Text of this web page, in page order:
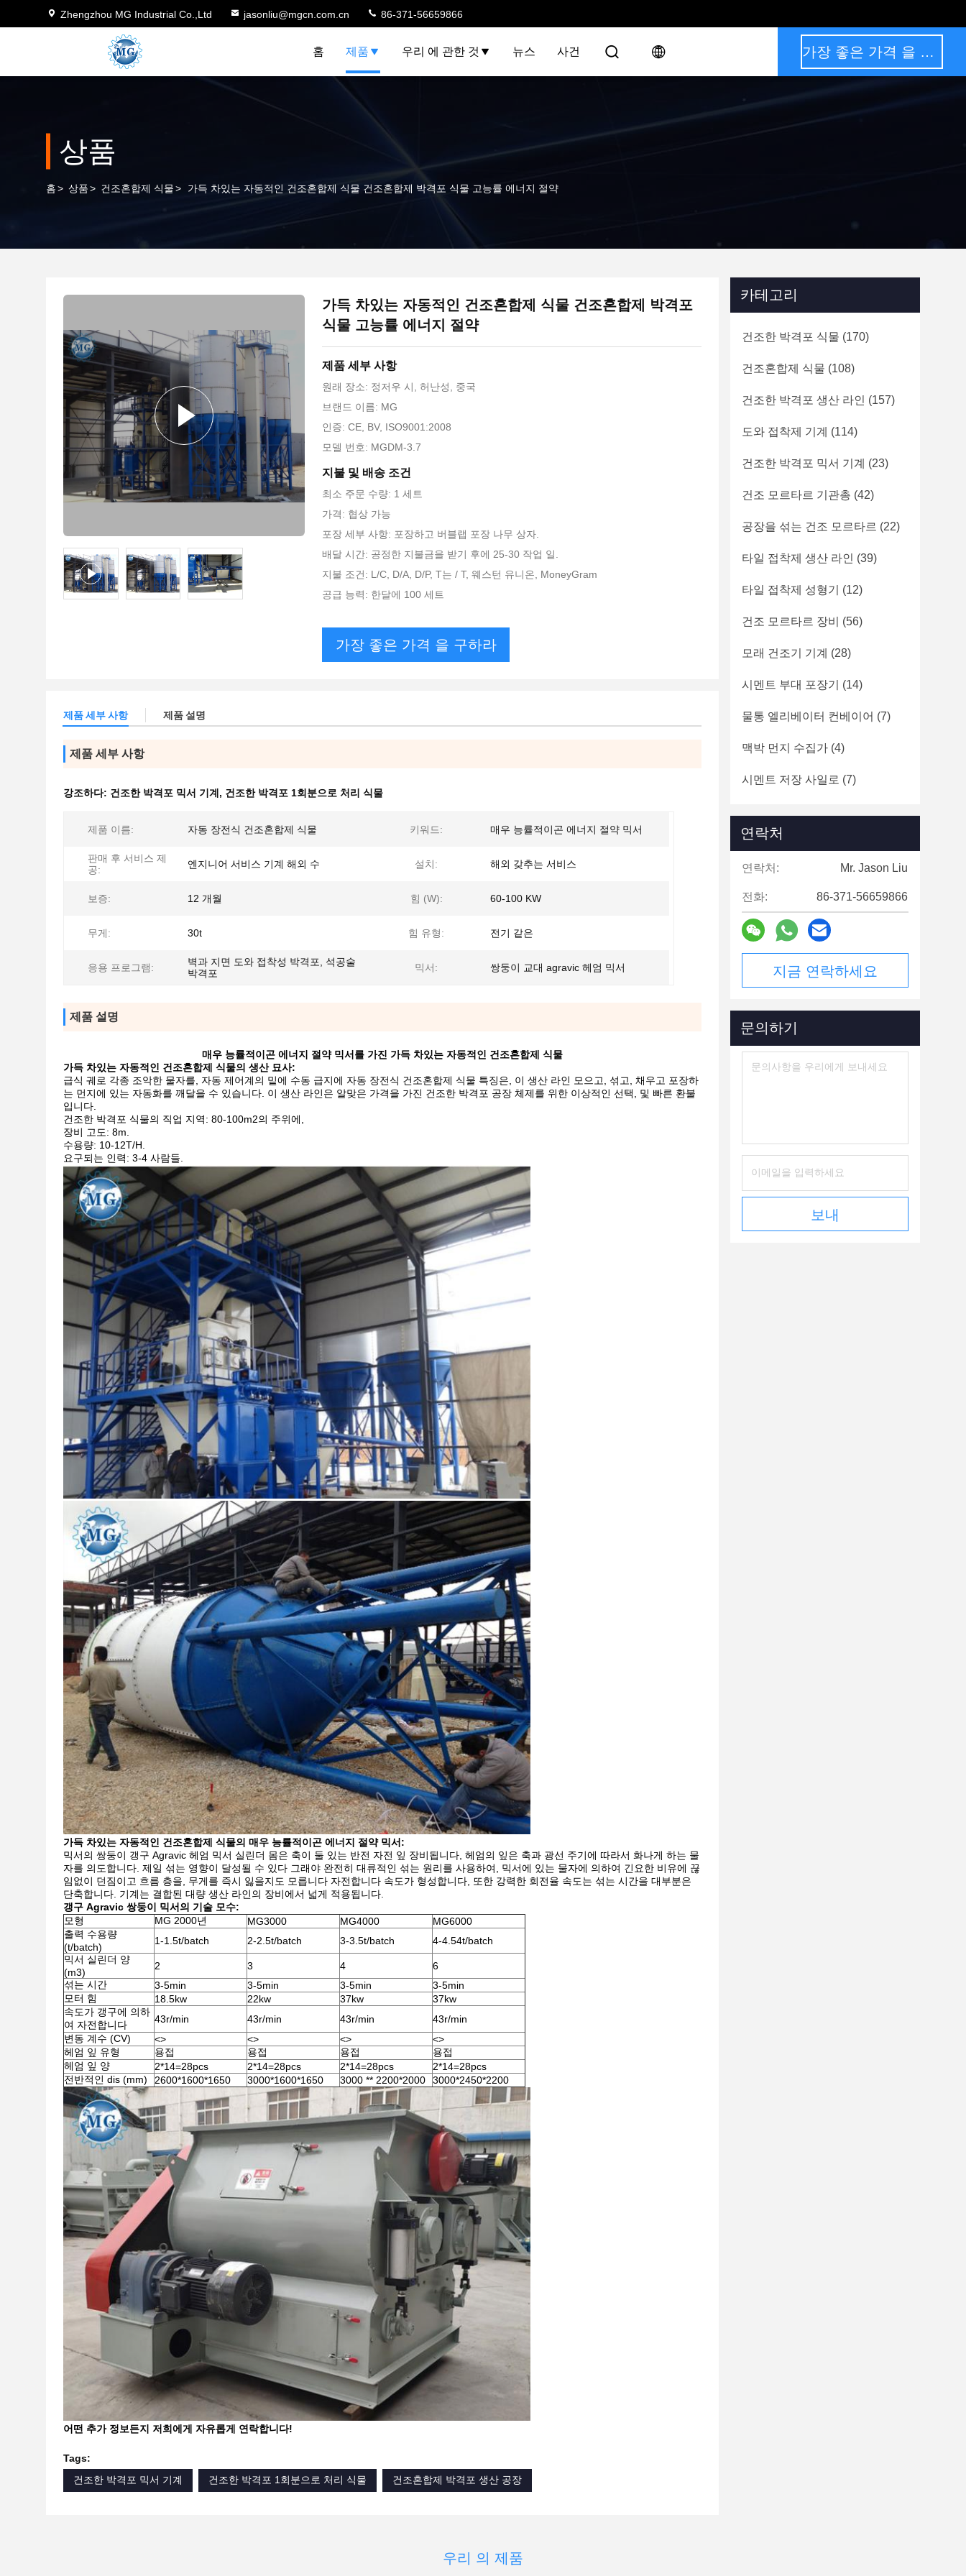
Zhengzhou MG Industrial Co.,Ltd jasonliu@mgcn.com.cn 86-371-56659866
홈 제품 우리 에 관한 것 뉴스 사건 가장 좋은 가격 을 구하라
상품
홈> 상품> 건조혼합제 식물> 가득 차있는 자동적인 건조혼합제 식물 건조혼합제 박격포 식물 고능률 에너지 절약
가득 차있는 자동적인 건조혼합제 식물 건조혼합제 박격포
식물 고능률 에너지 절약
제품 세부 사항
원래 장소: 정저우 시, 허난성, 중국
브랜드 이름: MG
인증: CE, BV, ISO9001:2008
모델 번호: MGDM-3.7
지불 및 배송 조건
최소 주문 수량: 1 세트
가격: 협상 가능
포장 세부 사항: 포장하고 버블랩 포장 나무 상자.
배달 시간: 공정한 지불금을 받기 후에 25-30 작업 일.
지불 조건: L/C, D/A, D/P, T는 / T, 웨스턴 유니온, MoneyGram
공급 능력: 한달에 100 세트
가장 좋은 가격 을 구하라
제품 세부 사항 제품 설명
제품 세부 사항
강조하다: 건조한 박격포 믹서 기계 , 건조한 박격포 1회분으로 처리 식물
제품 이름: 자동 장전식 건조혼합제 식물 키워드: 매우 능률적이곤 에너지 절약 믹서
판매 후 서비스 제
공:
엔지니어 서비스 기계 해외 수 설치: 해외 갖추는 서비스
보증: 12 개월 힘 (W): 60-100 KW
무게: 30t 힘 유형: 전기 같은
응용 프로그램:
벽과 지면 도와 접착성 박격포, 석공술
박격포
믹서: 쌍둥이 교대 agravic 헤엄 믹서
제품 설명
매우 능률적이곤 에너지 절약 믹서를 가진 가득 차있는 자동적인 건조혼합제 식물
가득 차있는 자동적인 건조혼합제 식물의 생산 묘사:
급식 궤로 각종 조악한 물자를, 자동 제어계의 밑에 수동 급지에 자동 장전식 건조혼합제 식물 특징은, 이 생산 라인 모으고, 섞고, 채우고 포장하
는 먼지에 있는 자동화를 깨달을 수 있습니다. 이 생산 라인은 알맞은 가격을 가진 건조한 박격포 공장 체제를 위한 이상적인 선택, 및 빠른 환불
입니다.
건조한 박격포 식물의 직업 지역: 80-100m2의 주위에,
장비 고도: 8m.
수용량: 10-12T/H.
요구되는 인력: 3-4 사람들.
가득 차있는 자동적인 건조혼합제 식물의 매우 능률적이곤 에너지 절약 믹서:
믹서의 쌍둥이 갱구 Agravic 헤엄 믹서 실린더 몸은 축이 둘 있는 반전 자전 잎 장비됩니다, 헤엄의 잎은 축과 광선 주기에 따라서 화나게 하는 물
자를 의도합니다. 제일 섞는 영향이 달성될 수 있다 그래야 완전히 대류적인 섞는 원리를 사용하여, 믹서에 있는 물자에 의하여 긴요한 비유에 끊
임없이 던짐이고 흐름 층을, 무게를 즉시 잃을지도 모릅니다 자전합니다 속도가 형성합니다, 또한 강력한 회전율 속도는 섞는 시간을 대부분은
단축합니다. 기계는 결합된 대량 생산 라인의 장비에서 넓게 적용됩니다.
갱구 Agravic 쌍둥이 믹서의 기술 모수:
모형
MG 2000년 MG3000 MG4000
MG6000
출력 수용량
(t/batch)
1-1.5t/batch 2-2.5t/batch 3-3.5t/batch
4-4.54t/batch
믹서 실린더 양
(m3)
2 3 4
6
섞는 시간
3-5min 3-5min 3-5min
3-5min
모터 힘
18.5kw 22kw 37kw
37kw
속도가 갱구에 의하
여 자전합니다
43r/min 43r/min 43r/min
43r/min
변동 계수 (CV)
<> <> <>
<>
헤엄 잎 유형
용접 용접 용접
용접
헤엄 잎 양
2*14=28pcs 2*14=28pcs 2*14=28pcs
2*14=28pcs
전반적인 dis (mm)
2600*1600*1650 3000*1600*1650 3000 ** 2200*2000 3000*2450*2200
어떤 추가 정보든지 저희에게 자유롭게 연락합니다!
Tags:
건조한 박격포 믹서 기계
건조한 박격포 1회분으로 처리 식물 건조혼합제 박격포 생산 공장
카테고리
건조한 박격포 식물 (170)
건조혼합제 식물 (108)
건조한 박격포 생산 라인 (157)
도와 접착제 기계 (114)
건조한 박격포 믹서 기계 (23)
건조 모르타르 기관총 (42)
공장을 섞는 건조 모르타르 (22)
타일 접착제 생산 라인 (39)
타일 접착제 성형기 (12)
건조 모르타르 장비 (56)
모래 건조기 기계 (28)
시멘트 부대 포장기 (14)
물통 엘리베이터 컨베이어 (7)
맥박 먼지 수집가 (4)
시멘트 저장 사일로 (7)
연락처
연락처: Mr. Jason Liu
전화: 86-371-56659866
지금 연락하세요
문의하기
보내
우리 의 제품